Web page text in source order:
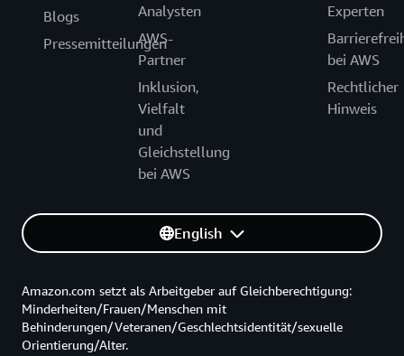
Blogs
Pressemitteilungen
Analysten
AWS-
Partner
Inklusion,
Vielfalt
und
Gleichstellung
bei AWS
Experten
bei AWS
Rechtlicher
Hinweis
English
Amazon.com setzt als Arbeitgeber auf Gleichberechtigung:
Minderheiten/Frauen/Menschen mit
Behinderungen/Veteranen/Geschlechtsidentität/sexuelle
Orientierung/Alter.